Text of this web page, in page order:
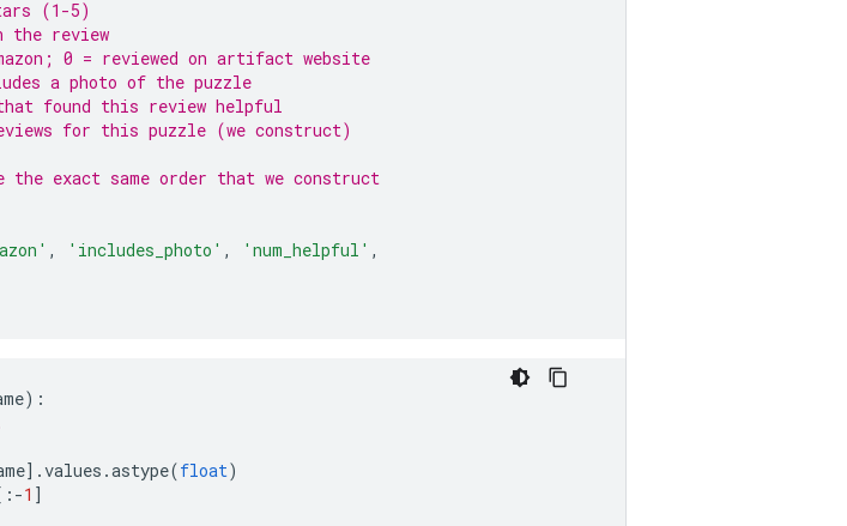
(1-5)
the review
0 = reviewed on artifact website
a photo of the puzzle
found this review helpful
for this puzzle (we construct)
exact same order that we construct
, 'includes_photo' , 'num_helpful' ,
):
].values .astype(float)
1 ]